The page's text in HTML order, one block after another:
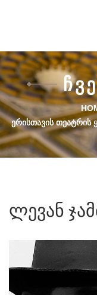
ᲩᲕᲔ
ᲔᲠᲘᲡᲗᲐᲕᲘᲡ ᲗᲔᲐᲢᲠᲘᲡ
ლევან